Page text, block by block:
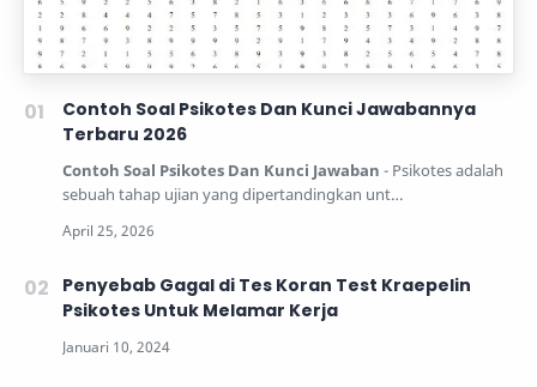
Contoh Soal Psikotes Dan Kunci Jawabannya
Terbaru 2026
Contoh Soal Psikotes Dan Kunci Jawaban - Psikotes adalah
sebuah tahap ujian yang dipertandingkan unt…
Penyebab Gagal di Tes Koran Test Kraepelin
Psikotes Untuk Melamar Kerja